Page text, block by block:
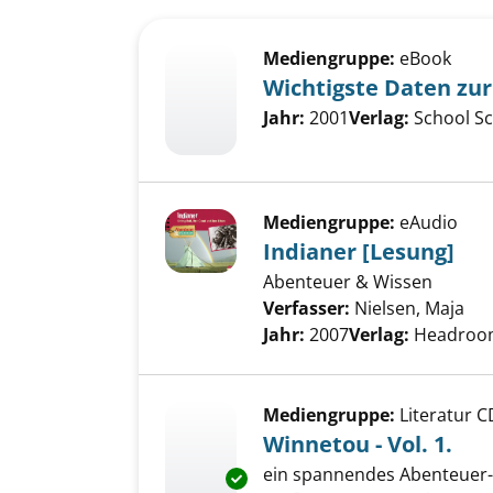
Mediengruppe: eBook
Wichtigste Daten
Suche nach diesem
Jahr: 2001Verlag: School
Mediengruppe: eAudio
Indianer [Lesung]
Abenteuer & Wissen
Verfasser: Nielsen, Maja
Jahr: 2007Verlag:
Exemplar-Details von Winnetou
Mediengruppe: Literatur
Winnetou - Vol. 1.
ein spannendes